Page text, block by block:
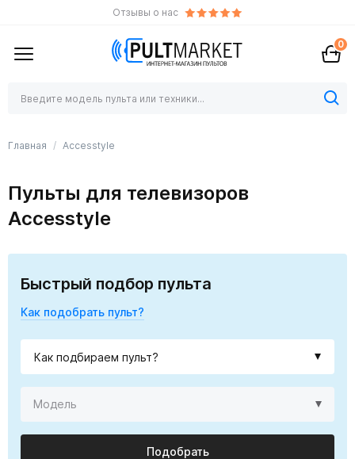
Отзывы о нас
0
Главная Accesstyle
Пульты для телевизоров
Accesstyle
Быстрый подбор пульта
Как подобрать пульт?
Подобрать